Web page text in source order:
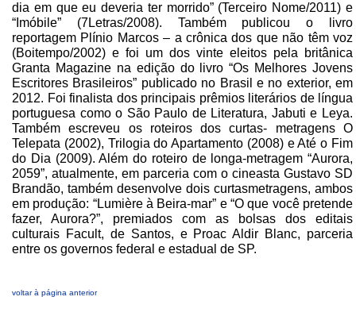
dia em que eu deveria ter morrido” (Terceiro Nome/2011) e
“Imóbile” (7Letras/2008). Também publicou o livro
reportagem Plínio Marcos – a crônica dos que não têm voz
(Boitempo/2002) e foi um dos vinte eleitos pela britânica
Granta Magazine na edição do livro “Os Melhores Jovens
Escritores Brasileiros” publicado no Brasil e no exterior, em
2012. Foi finalista dos principais prêmios literários de língua
portuguesa como o São Paulo de Literatura, Jabuti e Leya.
Também escreveu os roteiros dos curtas- metragens O
Telepata (2002), Trilogia do Apartamento (2008) e Até o Fim
do Dia (2009). Além do roteiro de longa-metragem “Aurora,
2059”, atualmente, em parceria com o cineasta Gustavo SD
Brandão, também desenvolve dois curtasmetragens, ambos
em produção: “Lumière à Beira-mar” e “O que você pretende
fazer, Aurora?”, premiados com as bolsas dos editais
culturais Facult, de Santos, e Proac Aldir Blanc, parceria
entre os governos federal e estadual de SP.
voltar à página anterior